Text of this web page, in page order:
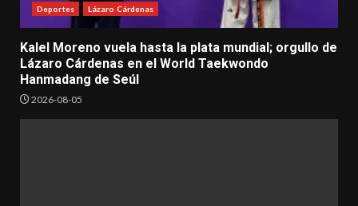
Deportes Lázaro Cárdenas
Kalel Moreno vuela hasta la plata mundial; orgullo de
Lázaro Cárdenas en el World Taekwondo
Hanmadang de Seúl
2026-08-05